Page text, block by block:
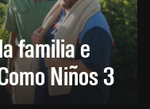
familia e
Niños 3